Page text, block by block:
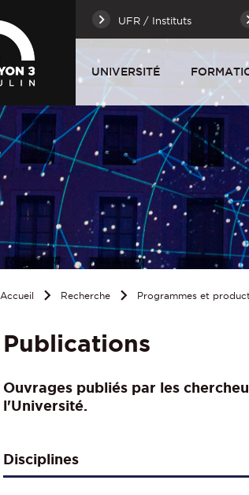
UFR / Instituts
UNIVERSITÉ
Accueil Recherche Programmes et
Publications
Ouvrages publiés par les
l'Université.
Disciplines